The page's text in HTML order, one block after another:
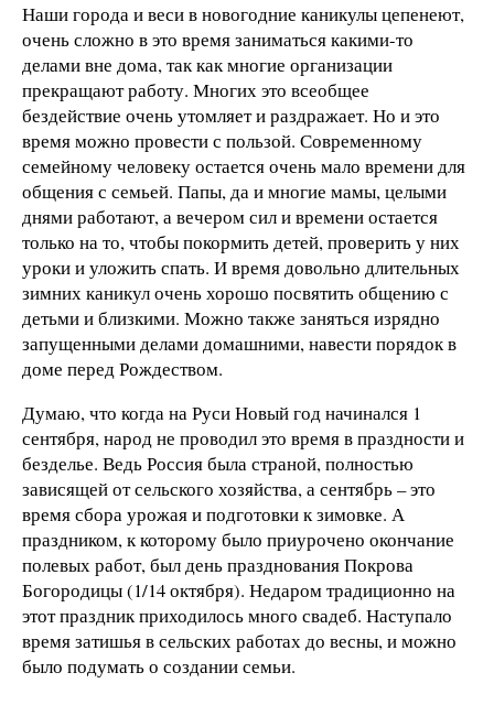
Наши города и веси в новогодние каникулы цепенеют,
очень сложно в это время заниматься какими-то
делами вне дома, так как многие организации
прекращают работу. Многих это всеобщее
бездействие очень утомляет и раздражает. Но и это
время можно провести с пользой. Современному
семейному человеку остается очень мало времени для
общения с семьей. Папы, да и многие мамы, целыми
днями работают, а вечером сил и времени остается
только на то, чтобы покормить детей, проверить у них
уроки и уложить спать. И время довольно длительных
зимних каникул очень хорошо посвятить общению с
детьми и близкими. Можно также заняться изрядно
запущенными делами домашними, навести порядок в
доме перед Рождеством.
Думаю, что когда на Руси Новый год начинался 1
сентября, народ не проводил это время в праздности и
безделье. Ведь Россия была страной, полностью
зависящей от сельского хозяйства, а сентябрь – это
время сбора урожая и подготовки к зимовке. А
праздником, к которому было приурочено окончание
полевых работ, был день празднования Покрова
Богородицы (1/14 октября). Недаром традиционно на
этот праздник приходилось много свадеб. Наступало
время затишья в сельских работах до весны, и можно
было подумать о создании семьи.